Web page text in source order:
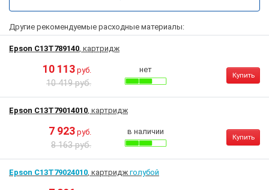
Другие рекомендуемые расходные материалы:
Epson C13T789140 , картридж
10 113 руб.
10 419 руб.
нет
Купить
Epson C13T79014010 , картридж
7 923 руб.
8 163 руб.
в наличии
Купить
Epson C13T79024010 , картридж голубой